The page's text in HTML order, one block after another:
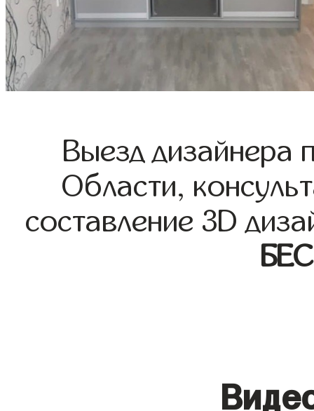
Выезд дизайнера
Области,
составление 3D